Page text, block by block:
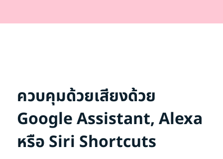
ควบคุมด้วยเสียงด้วย
Google Assistant, Alexa
หรือ Siri Shortcuts